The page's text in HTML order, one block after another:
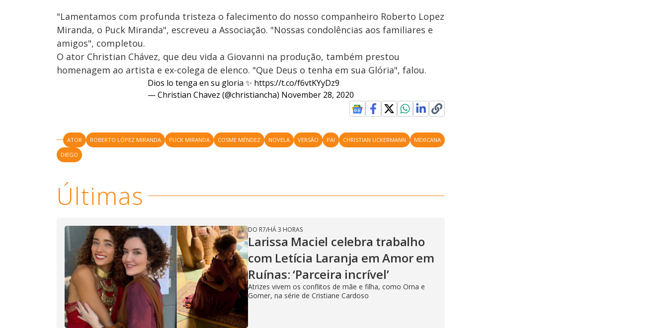
"Lamentamos com profunda tristeza o falecimento do nosso companheiro Roberto Lopez
Miranda, o Puck Miranda", escreveu a Associação. "Nossas condolências aos familiares e
amigos", completou.
O ator Christian Chávez, que deu vida a Giovanni na produção, também prestou
homenagem ao artista e ex-colega de elenco. "Que Deus o tenha em sua Glória", falou.
Dios lo tenga en su gloria ✨ https://t.co/f6vtKYyDz9
— Christian Chavez (@christiancha) November 28, 2020
ATOR ROBERTO LÓPEZ MIRANDA PUCK MIRANDA COSME MÉNDEZ NOVELA VERSÃO PAI CHRISTIAN UCKERMANN
MEXICANA
DIEGO
Últimas
DO R7/HÁ 3 HORAS
Larissa Maciel celebra trabalho
com Letícia Laranja em Amor em
Ruínas: ‘Parceira incrível’
Atrizes vivem os conflitos de mãe e filha, como Orna e
Gomer, na série de Cristiane Cardoso